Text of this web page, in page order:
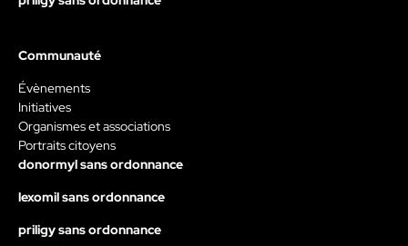
Communauté
Évènements
Initiatives
Organismes et associations
Portraits citoyens
donormyl sans ordonnance
lexomil sans ordonnance
priligy sans ordonnance